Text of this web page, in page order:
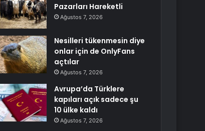
Pazarları Hareketli
Ağustos 7, 2026
Nesilleri tükenmesin diye
onlar için de OnlyFans
açtılar
Ağustos 7, 2026
Avrupa’da Türklere
kapıları açık sadece şu
10 ülke kaldı
Ağustos 7, 2026